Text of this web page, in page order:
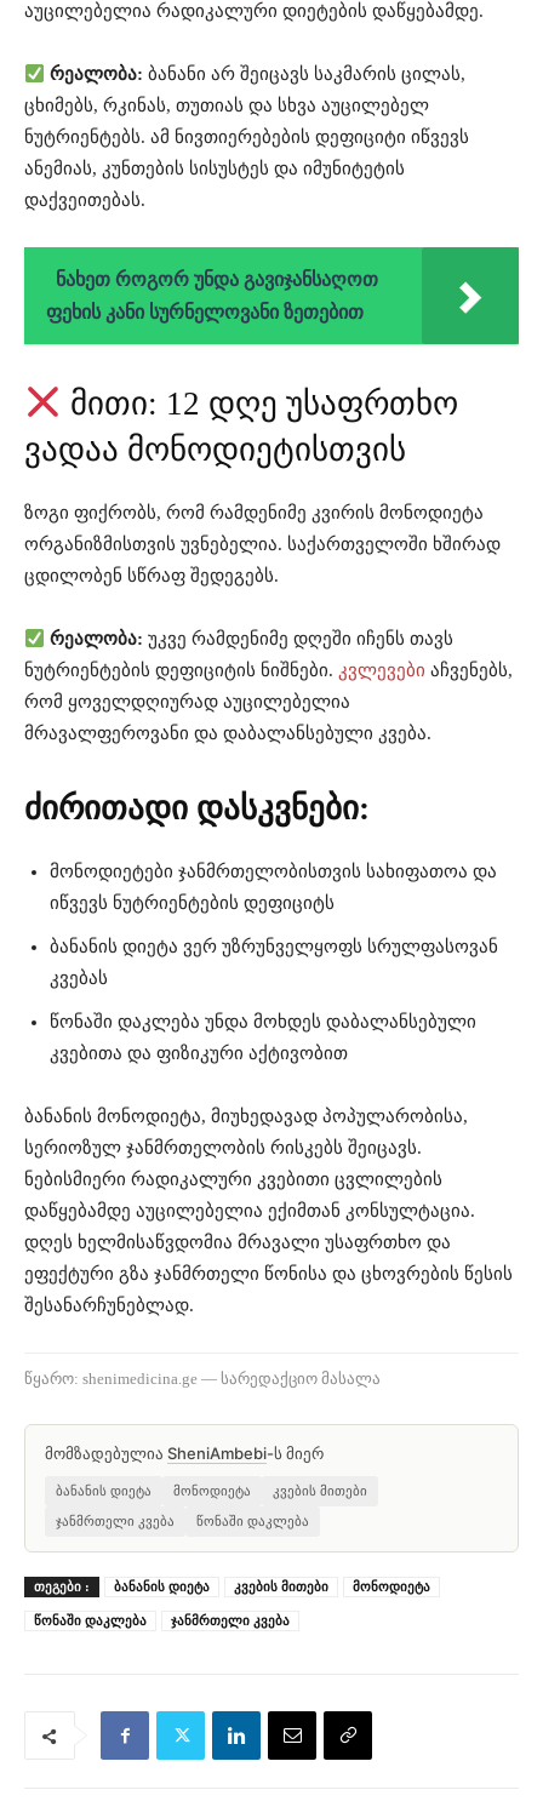
აუცილებელია რადიკალური დიეტების დაწყებამდე.
რეალობა: ბანანი არ შეიცავს საკმარის ცილას,
ცხიმებს, რკინას, თუთიას და სხვა აუცილებელ
ნუტრიენტებს. ამ ნივთიერებების დეფიციტი იწვევს
ანემიას, კუნთების სისუსტეს და იმუნიტეტის
დაქვეითებას.
ნახეთ როგორ უნდა გავიჯანსაღოთ
ფეხის კანი სურნელოვანი ზეთებით
მითი: 12 დღე უსაფრთხო
ვადაა მონოდიეტისთვის
ზოგი ფიქრობს, რომ რამდენიმე კვირის მონოდიეტა
ორგანიზმისთვის უვნებელია. საქართველოში ხშირად
ცდილობენ სწრაფ შედეგებს.
რეალობა: უკვე რამდენიმე დღეში იჩენს თავს
ნუტრიენტების დეფიციტის ნიშნები. კვლევები აჩვენებს,
რომ ყოველდღიურად აუცილებელია
მრავალფეროვანი და დაბალანსებული კვება.
ძირითადი დასკვნები:
მონოდიეტები ჯანმრთელობისთვის სახიფათოა და
იწვევს ნუტრიენტების დეფიციტს
ბანანის დიეტა ვერ უზრუნველყოფს სრულფასოვან
კვებას
წონაში დაკლება უნდა მოხდეს დაბალანსებული
კვებითა და ფიზიკური აქტივობით
ბანანის მონოდიეტა, მიუხედავად პოპულარობისა,
სერიოზულ ჯანმრთელობის რისკებს შეიცავს.
ნებისმიერი რადიკალური კვებითი ცვლილების
დაწყებამდე აუცილებელია ექიმთან კონსულტაცია.
დღეს ხელმისაწვდომია მრავალი უსაფრთხო და
ეფექტური გზა ჯანმრთელი წონისა და ცხოვრების წესის
შესანარჩუნებლად.
წყარო: shenimedicina.ge — სარედაქციო მასალა
მომზადებულია SheniAmbebi-ს მიერ
ბანანის დიეტა მონოდიეტა
კვების მითები
ჯანმრთელი კვება
წონაში დაკლება
ᲗᲔᲒᲔᲑᲘ : ბანანის დიეტა კვების მითები მონოდიეტა
წონაში დაკლება ჯანმრთელი კვება